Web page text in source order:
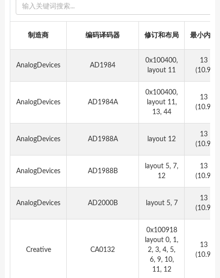
E
R
C
制造商 编码译码器 修订和布局 最小内核
AnalogDevices AD1984
0x100400,
layout 11
13
(10.9)
AnalogDevices AD1984A
0x100400,
layout 11,
13, 44
13
(10.9)
AnalogDevices AD1988A layout 12
13
(10.9)
AnalogDevices AD1988B
layout 5, 7,
12
13
(10.9)
AnalogDevices AD2000B layout 5, 7
13
(10.9)
Creative CA0132
0x100918
layout 0, 1,
2, 3, 4, 5,
6, 9, 10,
11, 12
13
(10.9)